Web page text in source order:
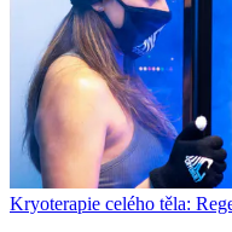
Kryoterapie celého těla: